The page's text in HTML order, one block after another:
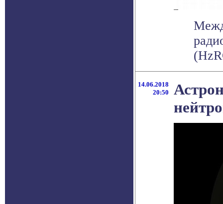
14.06.2018
20:50